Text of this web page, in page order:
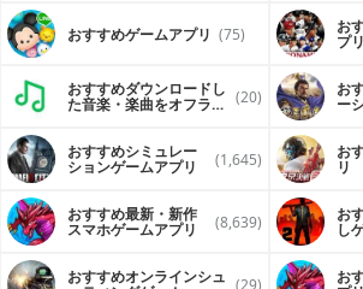
おすすめゲームアプリ (75) お
プリ
おすすめダウンロードし
た音楽・楽曲をオフライ (20) お
ー
おすすめシミュレー
ションゲームアプリ (1,645) お
リ
おすすめ最新・新作
スマホゲームアプリ (8,639) お
し
おすすめオンラインシュ (29) お